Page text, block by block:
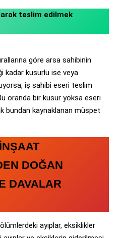
teslim edilmek
göre arsa sahibinin
kadar kusurlu ise veya
iş sahibi eseri teslim
oranda bir kusur yoksa eseri
bundan kaynaklanan müspet
DOĞAN
DAVALAR
ayıplar, eksiklikler